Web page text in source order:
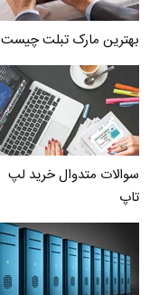
بهترین مارک تبلت چیست
سوالات متدوال خرید لپ
تاپ